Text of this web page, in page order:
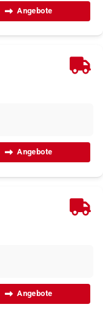
Angebote
Angebote
Angebote